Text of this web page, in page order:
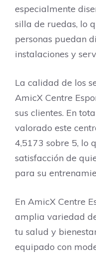
especialmente
silla de ruedas, lo
personas puedan
instalaciones y
La calidad de los
AmicX Centre
sus clientes. En
valorado este
4,5173 sobre 5, lo
satisfacción de
para su
En AmicX Centre
amplia variedad
tu salud y
equipado con